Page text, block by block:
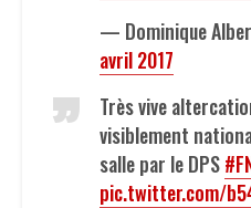
— Dominique
avril 2017
Très vive
visiblement
salle par le DPS
pic.twitter.com/